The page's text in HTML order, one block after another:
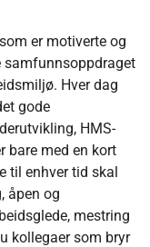
er motiverte og
samfunnsoppdraget
Hver dag
gode
HMS-
bare med en kort
til enhver tid skal
åpen og
mestring
kollegaer som bryr